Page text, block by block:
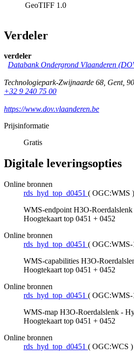
GeoTIFF 1.0
Verdeler
verdeler
Databank Ondergrond Vlaanderen
Technologiepark-Zwijnaarde 68, Gent,
+32 9 240 75 00
https://www.dov.vlaanderen.be
Prijsinformatie
Gratis
Digitale leveringsopties
Online bronnen
rds_hyd_top_d0451 ( OGC:WMS )
WMS-endpoint H3O-
Hoogtekaart top 0451 + 0452
Online bronnen
rds_hyd_top_d0451 ( OGC:WMS-
WMS-capabilities H3O-
Hoogtekaart top 0451 + 0452
Online bronnen
rds_hyd_top_d0451 ( OGC:WMS-
WMS-map H3O-Roerdalslenk -
Hoogtekaart top 0451 + 0452
Online bronnen
rds_hyd_top_d0451 ( OGC:WCS )